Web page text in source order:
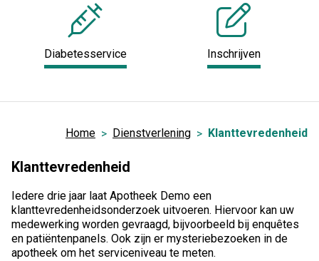
Diabetesservice Inschrijven
Home Dienstverlening Klanttevredenheid
Klanttevredenheid
Iedere drie jaar laat Apotheek Demo een
klanttevredenheidsonderzoek uitvoeren. Hiervoor kan uw
medewerking worden gevraagd, bijvoorbeeld bij enquêtes
en patiëntenpanels. Ook zijn er mysteriebezoeken in de
apotheek om het serviceniveau te meten.